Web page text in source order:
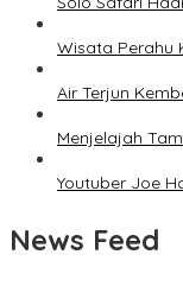
Wisata Perahu
Air Terjun
Menjelajah
Youtuber Joe
News Feed